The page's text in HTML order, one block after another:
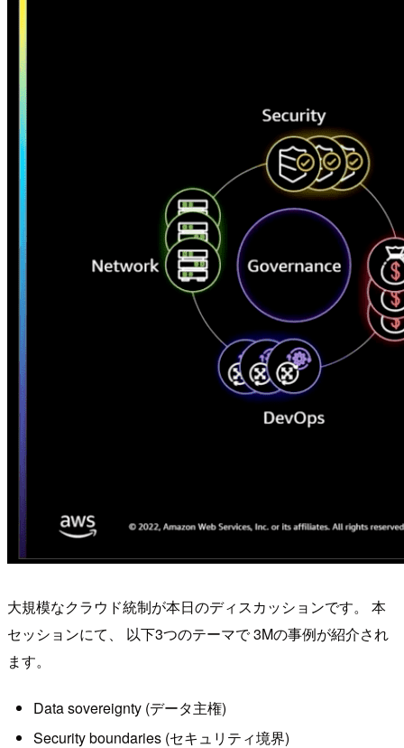
大規模なクラウド統制が本日のディスカッションです。 本
セッションにて、 以下3つのテーマで 3Mの事例が紹介され
ます。
Data sovereignty (データ主権)
Security boundaries (セキュリティ境界)